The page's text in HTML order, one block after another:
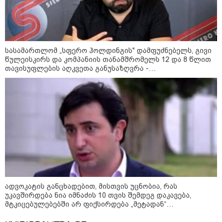
რამ გამოიწვია საქართველოს
ელექტროენერგეტიკული სისტემის სრული
გათიშვა - რას ამბობს სემეკ-ის წევრი
21:38 / 06-08-2026
"ჩვენთვის ეს ეგზოტიკაა, ჩვენს
სტუმრებს ასე ვუხსნით - ბევრი
სანთელი, ეგზოტიკა და
რომანტიკული საღამოები" -
სასამართლომ „სფერო ჰოლდინგის" დამფუძნებელს, გივი
წულეისკირს და კომპანიის თანამშრომელს 12 და 8 წლით
თავისუფლების აღკვეთა განუსაზღვრა -
მსჯავრდადებულებს დაზარალებულებისთვის
კომპენსაციის გადახდის ვალდებულება დაეკისრათ
ადვოკატის განცხადებით, მისთვის უცნობია, რას
უკავშირდება ნია იმნაძის 10 თვის შემდეგ დაკავება,
მტკიცებულებებში არ ფიქსირდება „მეტადან“